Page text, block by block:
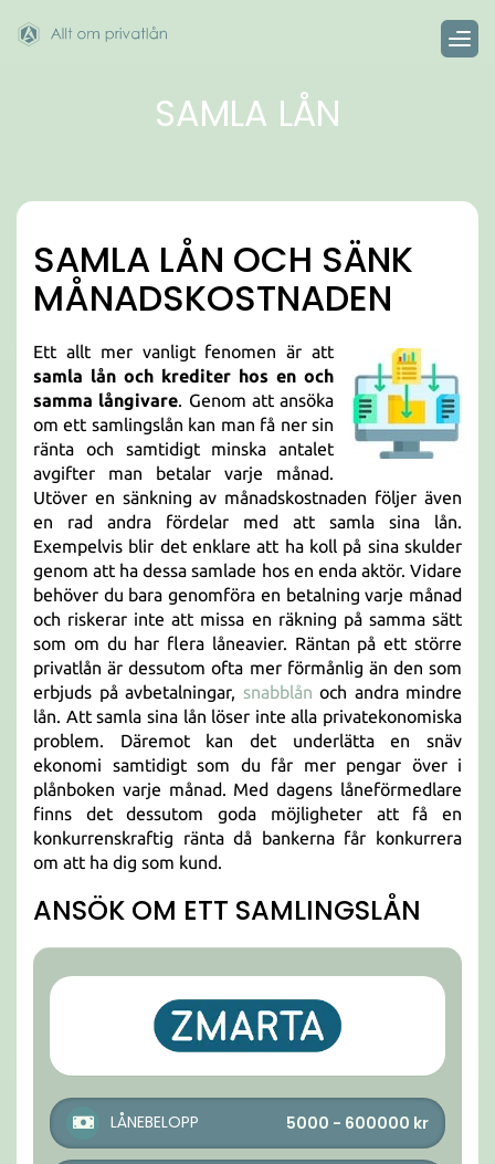
SAMLA LÅN
SAMLA LÅN OCH SÄNK
MÅNADSKOSTNADEN
Ett allt mer vanligt fenomen är att
samla lån och krediter hos en och
samma långivare. Genom att ansöka
om ett samlingslån kan man få ner sin
ränta och samtidigt minska antalet
avgifter man betalar varje månad.
Utöver en sänkning av månadskostnaden följer även
en rad andra fördelar med att samla sina lån.
Exempelvis blir det enklare att ha koll på sina skulder
genom att ha dessa samlade hos en enda aktör. Vidare
behöver du bara genomföra en betalning varje månad
och riskerar inte att missa en räkning på samma sätt
som om du har flera låneavier. Räntan på ett större
privatlån är dessutom ofta mer förmånlig än den som
erbjuds på avbetalningar, snabblån och andra mindre
lån. Att samla sina lån löser inte alla privatekonomiska
problem. Däremot kan det underlätta en snäv
ekonomi samtidigt som du får mer pengar över i
plånboken varje månad. Med dagens låneförmedlare
finns det dessutom goda möjligheter att få en
konkurrenskraftig ränta då bankerna får konkurrera
om att ha dig som kund.
ANSÖK OM ETT SAMLINGSLÅN
LÅNEBELOPP 5000 - 600000 kr